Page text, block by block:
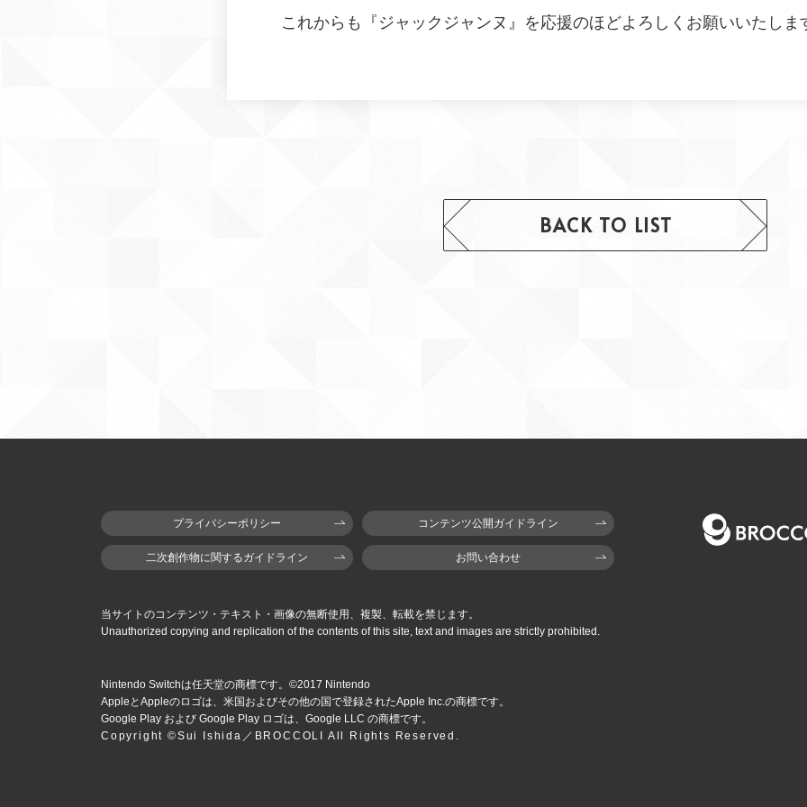
これからも『 ジャックジャンヌ 』を応援のほどよろしくお願いいたしま
BACK TO LIST
プライバシーポリシー
お問い合わせ
コンテンツ公開ガイドライン
二次創作物に関するガイドライン
当サイトのコンテンツ・テキスト・画像の無断使用、複製、転載を禁じます。
Unauthorized copying and replication of the contents of this site, text and images are strictly prohibited.
Nintendo Switchは任天堂の商標です。©2017 Nintendo
AppleとAppleのロゴは、米国およびその他の国で登録されたApple Inc.の商標です。
Google Play および Google Play ロゴは、Google LLC の商標です。
Copyright ©Sui Ishida／BROCCOLI All Rights Reserved.